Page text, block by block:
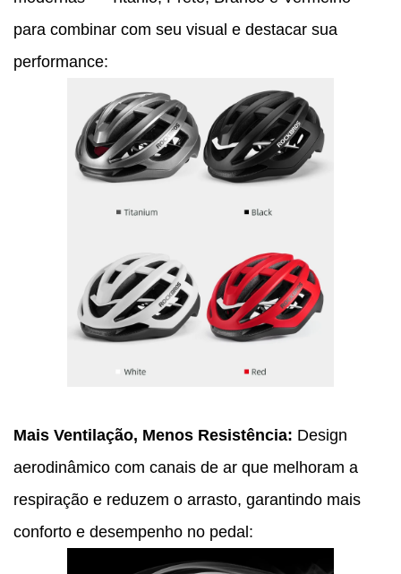
para combinar com seu visual e destacar sua
performance:
Mais Ventilação, Menos Resistência: Design
aerodinâmico com canais de ar que melhoram a
respiração e reduzem o arrasto, garantindo mais
conforto e desempenho no pedal: